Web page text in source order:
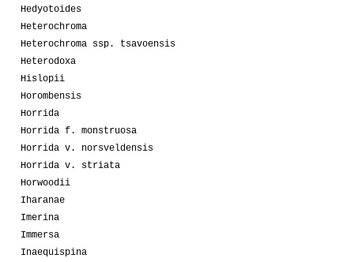
Hedyotoides
Heterochroma
Heterochroma ssp. tsavoensis
Heterodoxa
Hislopii
Horombensis
Horrida
Horrida f. monstruosa
Horrida v. norsveldensis
Horrida v. striata
Horwoodii
Iharanae
Imerina
Immersa
Inaequispina